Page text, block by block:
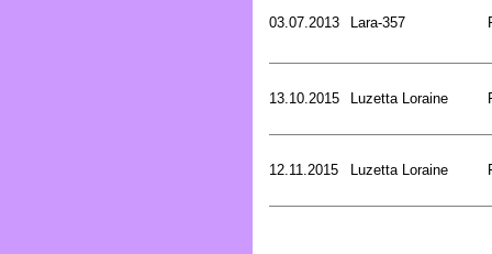
03.07.2013 Lara-357
13.10.2015 Luzetta Loraine
12.11.2015 Luzetta Loraine